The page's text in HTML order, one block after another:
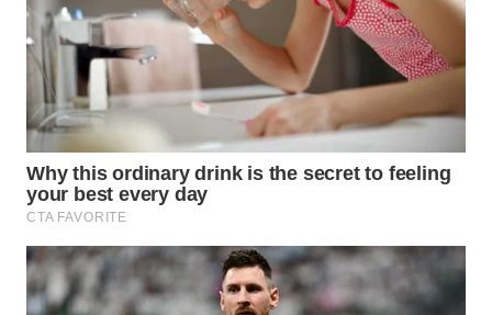
WAHANA
INFRASTRUKTUR
WAHANA
KONSUMEN
WAHANA
LISTRIK
WAHANA
TRAVEL